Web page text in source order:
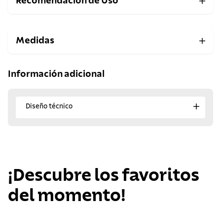
Medidas
Información adicional
Diseño técnico
¡Descubre los favoritos
del momento!